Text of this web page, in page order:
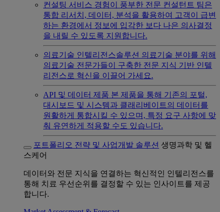
컨설팅 서비스 경험이 풍부한 전문 컨설턴트 팀은
통합 리서치, 데이터, 분석을 활용하여 고객이 급변
하는 환경에서 정보에 입각한 보다 나은 의사결정
을 내릴 수 있도록 지원합니다.
의료기술 인텔리전스솔루션 의료기술 분야를 위해
의료기술 전문가들이 구축한 전문 지식 기반 인텔
리전스로 혁신을 이끌어 가세요.
API 및 데이터 제품 본 제품을 통해 기존의 포털,
대시보드 및 시스템과 클래리베이트의 데이터를
원활하게 통합시킬 수 있으며, 특정 요구 사항에 맞
춰 유연하게 적용할 수도 있습니다.
포트폴리오 전략 및 사업개발 솔루션 생명과학 및 헬
스케어
데이터와 전문 지식을 연결하는 혁신적인 인텔리전스를
통해 치료 우선순위를 결정할 수 있는 인사이트를 제공
합니다.